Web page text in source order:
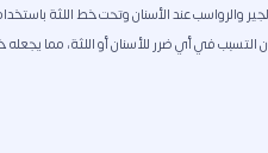
والرواسب عند الأسنان وتحت خط اللثة
في أي ضرر للأسنان أو اللثة، مما يجعله